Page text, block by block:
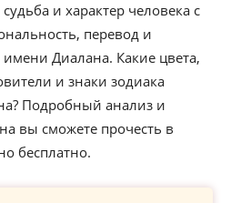
и характер человека с
перевод и
Диалана. Какие цвета,
и знаки зодиака
Подробный анализ и
вы сможете прочесть в
бесплатно.